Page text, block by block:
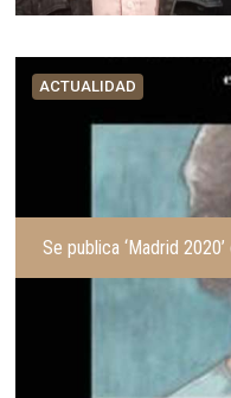
ACTUALIDAD
Se publica ‘Madrid